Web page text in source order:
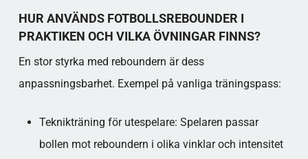
HUR ANVÄNDS FOTBOLLSREBOUNDER I
PRAKTIKEN OCH VILKA ÖVNINGAR FINNS?
En stor styrka med reboundern är dess
anpassningsbarhet. Exempel på vanliga träningspass:
Teknikträning för utespelare: Spelaren passar
bollen mot reboundern i olika vinklar och intensitet